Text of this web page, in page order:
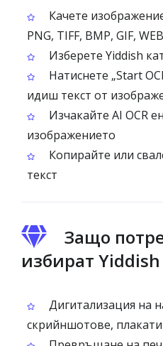
Качете
PNG, TIFF, BMP, GIF,
Изберете Yiddish
Натиснете „Start
идиш текст от
Изчакайте AI OCR
изображението
Копирайте или
текст
Защо
избират Yiddish
Дигитализация на
скрийншотове,